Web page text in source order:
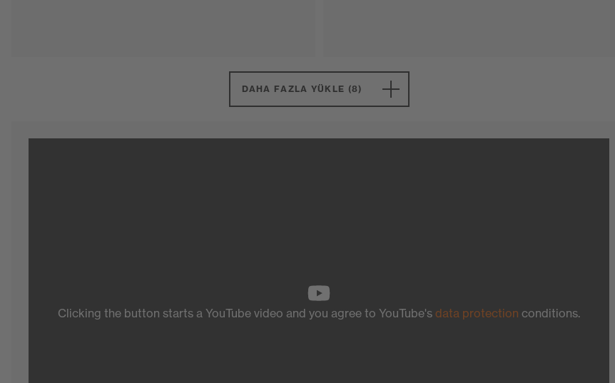
DAHA FAZLA YÜKLE (8)
Clicking the button starts a YouTube video and you agree to YouTube's data protection conditions.